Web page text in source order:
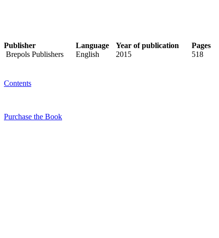
Publisher Language Year of publication
Pages
Brepols Publishers
English 2015 518
Contents
Purchase the Book